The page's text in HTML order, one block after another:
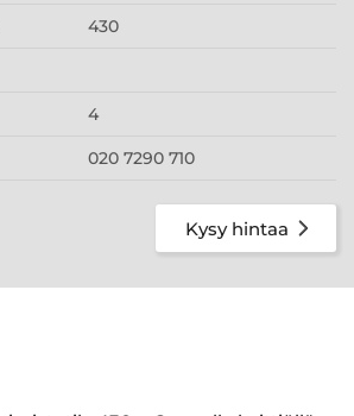
430
4
020 7290 710
Kysy hintaa